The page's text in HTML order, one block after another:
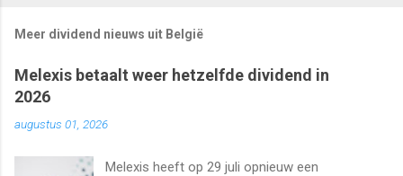
Meer dividend nieuws uit België
Melexis betaalt weer hetzelfde dividend in
2026
augustus 01, 2026
Melexis heeft op 29 juli opnieuw een